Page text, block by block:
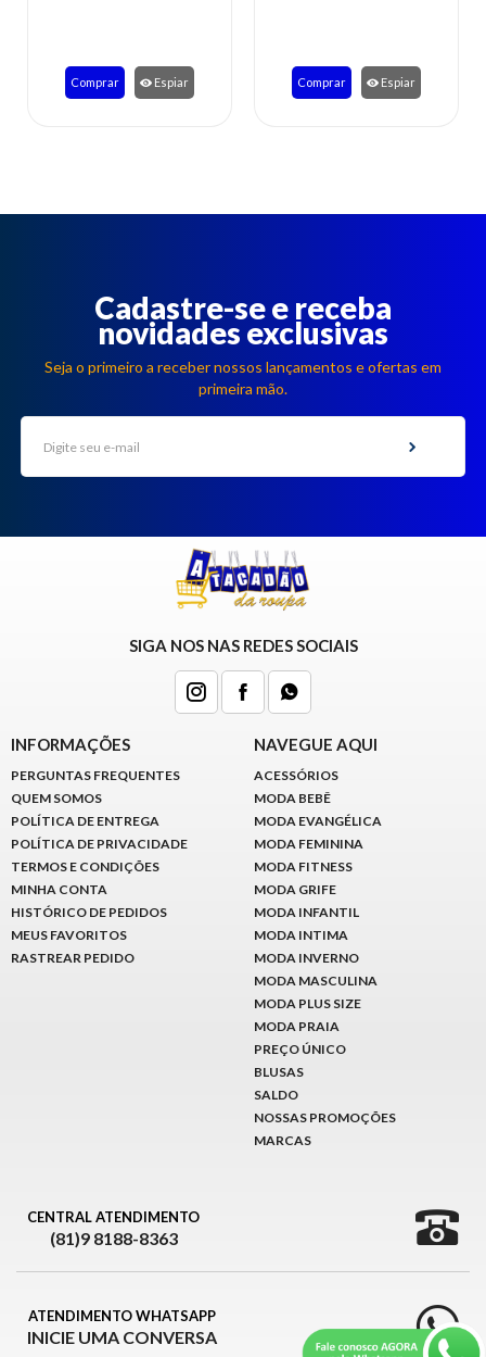
Comprar Espiar Comprar Espiar
Cadastre-se e receba
novidades exclusivas
Seja o primeiro a receber nossos lançamentos e ofertas em
primeira mão.
SIGA NOS NAS REDES SOCIAIS
INFORMAÇÕES
PERGUNTAS FREQUENTES
QUEM SOMOS
POLÍTICA DE ENTREGA
POLÍTICA DE PRIVACIDADE
TERMOS E CONDIÇÕES
MINHA CONTA
HISTÓRICO DE PEDIDOS
MEUS FAVORITOS
RASTREAR PEDIDO
NAVEGUE AQUI
ACESSÓRIOS
MODA BEBÊ
MODA EVANGÉLICA
MODA FEMININA
MODA FITNESS
MODA GRIFE
MODA INFANTIL
MODA INTIMA
MODA INVERNO
MODA MASCULINA
MODA PLUS SIZE
MODA PRAIA
PREÇO ÚNICO
BLUSAS
SALDO
NOSSAS PROMOÇÕES
MARCAS
CENTRAL ATENDIMENTO
(81)9 8188-8363
ATENDIMENTO WHATSAPP
INICIE UMA CONVERSA